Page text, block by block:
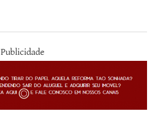
Publicidade